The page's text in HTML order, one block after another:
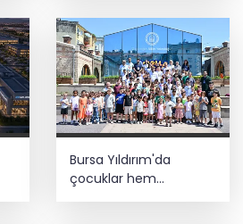
Bursa Yıldırım'da
çocuklar hem